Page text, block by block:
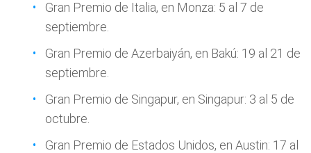
Gran Premio de Italia, en Monza: 5 al 7 de
septiembre.
Gran Premio de Azerbaiyán, en Bakú: 19 al 21 de
septiembre.
Gran Premio de Singapur, en Singapur: 3 al 5 de
octubre.
Gran Premio de Estados Unidos, en Austin: 17 al